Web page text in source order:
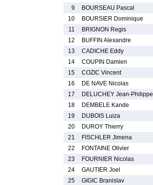
9
BOURSEAU Pascal
10
BOURSIER Dominique
11
BRIGNON Regis
12
BUFFIN Alexandre
13
CADICHE Eddy
14
COUPIN Damien
15
COZIC Vincent
16
DE NAVE Nicolas
17
DELUCHEY Jean-Philippe
18
DEMBELE Kande
19
DUBOIS Luiza
20
DUROY Thierry
21
FISCHLER Jimena
22
FONTAINE Olivier
23
FOURNIER Nicolas
24
GAUTIER Joel
25
GIGIC Branislav